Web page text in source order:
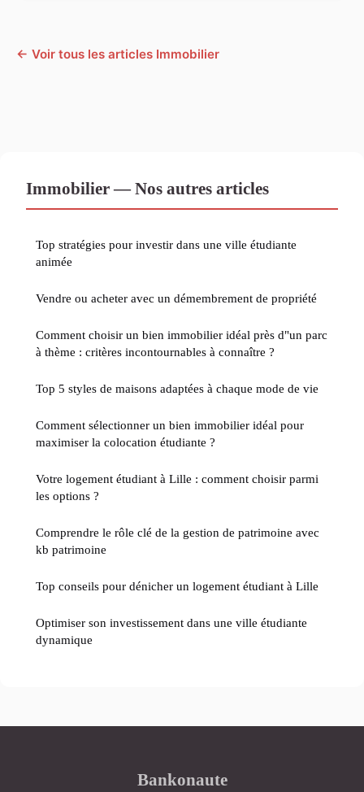
← Voir tous les articles Immobilier
Immobilier — Nos autres articles
Top stratégies pour investir dans une ville étudiante
animée
Vendre ou acheter avec un démembrement de propriété
Comment choisir un bien immobilier idéal près d"un parc
à thème : critères incontournables à connaître ?
Top 5 styles de maisons adaptées à chaque mode de vie
Comment sélectionner un bien immobilier idéal pour
maximiser la colocation étudiante ?
Votre logement étudiant à Lille : comment choisir parmi
les options ?
Comprendre le rôle clé de la gestion de patrimoine avec
kb patrimoine
Top conseils pour dénicher un logement étudiant à Lille
Optimiser son investissement dans une ville étudiante
dynamique
Bankonaute